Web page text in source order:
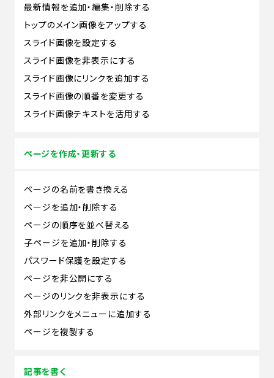
最新情報を追加・編集・削除する
トップのメイン画像をアップする
スライド画像を設定する
スライド画像を非表示にする
スライド画像にリンクを追加する
スライド画像の順番を変更する
スライド画像テキストを活用する
ページを作成・更新する
ページの名前を書き換える
ページを追加・削除する
ページの順序を並べ替える
子ページを追加・削除する
パスワード保護を設定する
ページを非公開にする
ページのリンクを非表示にする
外部リンクをメニューに追加する
ページを複製する
記事を書く